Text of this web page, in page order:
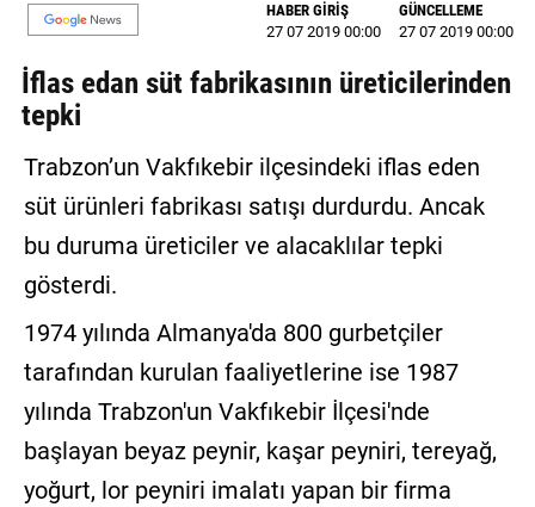
SİYASET
EĞİTİM
GALERİ
VİDEO
YAZARLAR
BİZE
ULAŞIN
Künye
İletişim
Gizlilik
Sözleşmesi
HABER GİRİŞ
27 07 2019 00:00
GÜNCELLEME
27 07 2019 00:00
İflas edan süt fabrikasının üreticilerinden
tepki
Trabzon’un Vakfıkebir ilçesindeki iflas eden
süt ürünleri fabrikası satışı durdurdu. Ancak
bu duruma üreticiler ve alacaklılar tepki
gösterdi.
1974 yılında Almanya'da 800 gurbetçiler
tarafından kurulan faaliyetlerine ise 1987
yılında Trabzon'un Vakfıkebir İlçesi'nde
başlayan beyaz peynir, kaşar peyniri, tereyağ,
yoğurt, lor peyniri imalatı yapan bir firma